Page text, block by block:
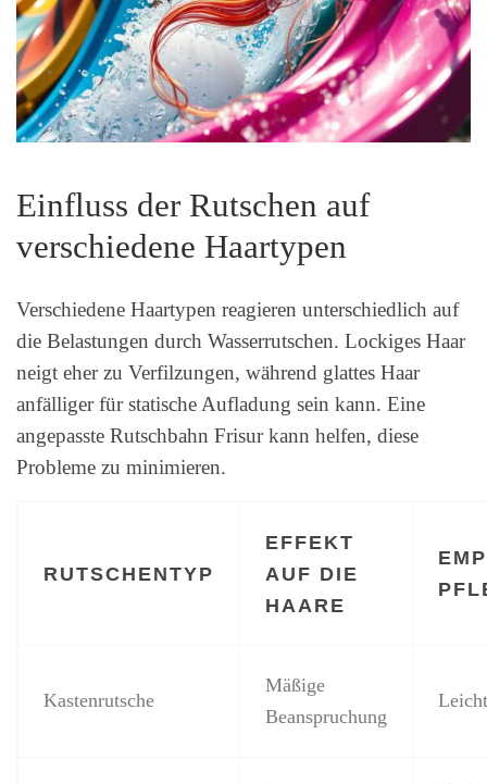
Einfluss der Rutschen auf
verschiedene Haartypen
Verschiedene Haartypen reagieren unterschiedlich auf
die Belastungen durch Wasserrutschen. Lockiges Haar
neigt eher zu Verfilzungen, während glattes Haar
anfälliger für statische Aufladung sein kann. Eine
angepasste Rutschbahn Frisur kann helfen, diese
Probleme zu minimieren.
RUTSCHENTYP
EFFEKT
AUF DIE
HAARE
Kastenrutsche
Mäßige
Beanspruchung